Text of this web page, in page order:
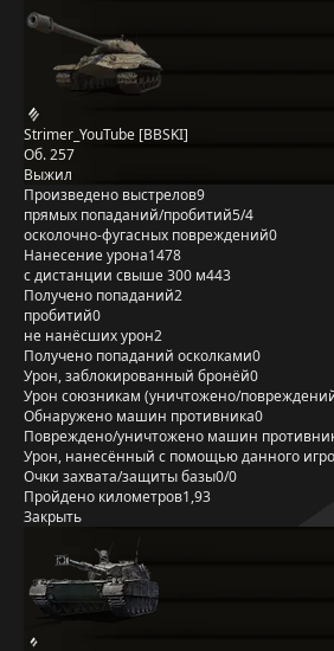
Strimer_YouTube [BBSKI]
Об. 257
Выжил
Произведено выстрелов9
прямых попаданий/пробитий5/4
осколочно-фугасных повреждений0
Нанесение урона1478
с дистанции свыше 300 м443
Получено попаданий2
пробитий0
не нанёсших урон2
Получено попаданий осколками0
Урон, заблокированный бронёй0
Урон союзникам (уничтожено/
Обнаружено машин противника0
Повреждено/уничтожено машин
Урон, нанесённый с помощью данного
Очки захвата/защиты базы0/0
Пройдено километров1,93
Закрыть